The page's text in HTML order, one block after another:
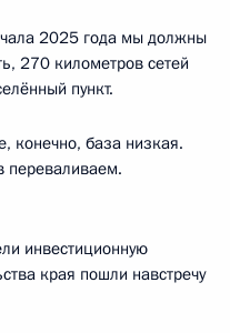
2025 года мы должны
270 километров сетей
пункт.
конечно, база низкая.
переваливаем.
инвестиционную
края пошли навстречу